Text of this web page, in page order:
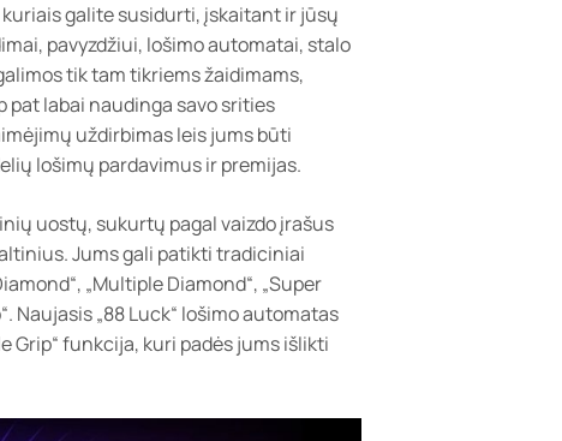
galite susidurti, įskaitant ir jūsų
pavyzdžiui, lošimo automatai, stalo
tik tam tikriems žaidimams,
pat labai naudinga savo srities
uždirbimas leis jums būti
lošimų pardavimus ir premijas.
uostų, sukurtų pagal vaizdo įrašus
Jums gali patikti tradiciniai
„Multiple Diamond“, „Super
Naujasis „88 Luck“ lošimo automatas
Grip“ funkcija, kuri padės jums išlikti